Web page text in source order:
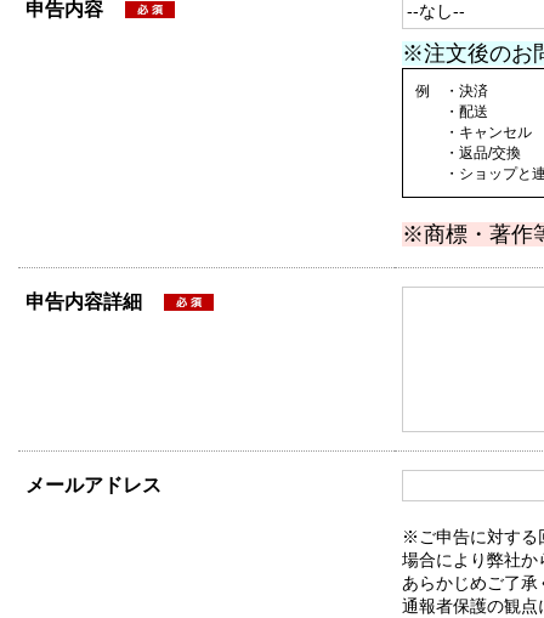
申告内容
※注文後のお
例 ・決済
・配送
・キャンセル
・返品/交換
・ショップと連
※商標・著作
申告内容詳細
メールアドレス
※ご申告に対する
場合により弊社か
あらかじめご了承
通報者保護の観点